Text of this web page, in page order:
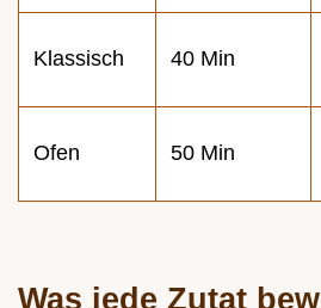
Klassisch 40 Min
Ofen 50 Min
Was jede Zutat